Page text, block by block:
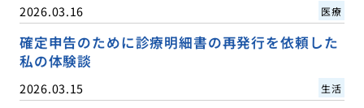
2026.03.16 医療
確定申告のために診療明細書の再発行を依頼した
私の体験談
2026.03.15 生活